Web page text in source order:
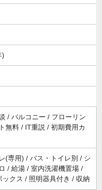
)
/ バルコニー / フローリン
無料 / IT重説 / 初期費用カ
(専用) / バス・トイレ別 / シ
/ 給湯 / 室内洗濯機置場 /
ックス / 照明器具付き / 収納